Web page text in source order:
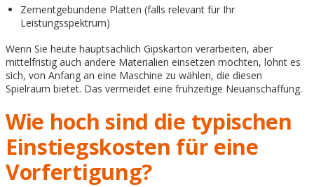
Zementgebundene Platten (falls relevant für Ihr
Leistungsspektrum)
Wenn Sie heute hauptsächlich Gipskarton verarbeiten, aber
mittelfristig auch andere Materialien einsetzen möchten, lohnt es
sich, von Anfang an eine Maschine zu wählen, die diesen
Spielraum bietet. Das vermeidet eine frühzeitige Neuanschaffung.
Wie hoch sind die typischen
Einstiegskosten für eine
Vorfertigung?